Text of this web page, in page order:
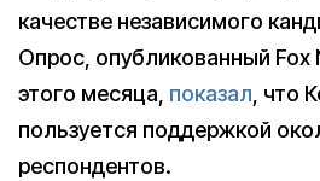
качестве независимого
Опрос, опубликованный Fox
этого месяца, показал, что
пользуется поддержкой
респондентов.